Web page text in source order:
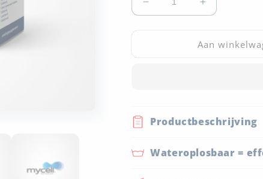
Aantal
verlagen
Aantal
verhogen
CBD
Aan
Productbeschrijving
Wateroplosbaar =